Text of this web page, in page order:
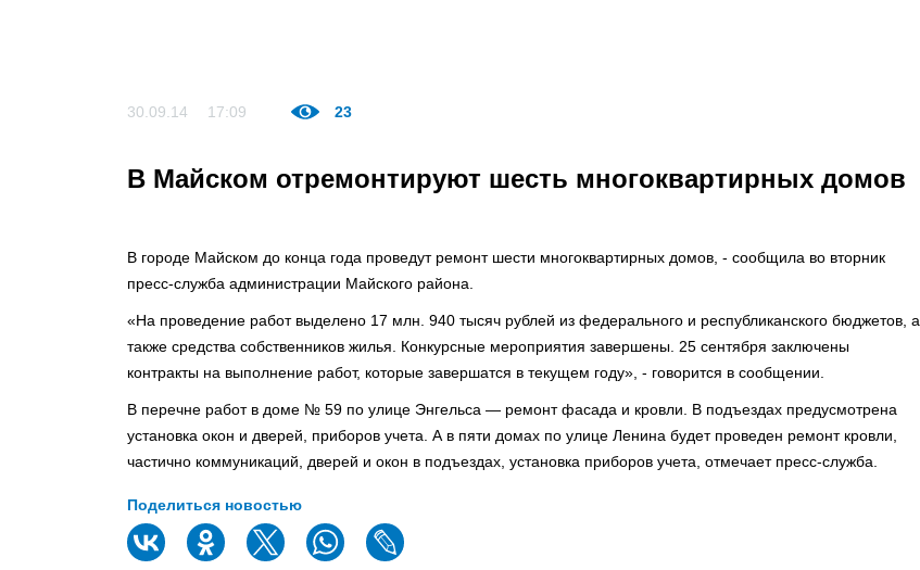
30.09.14 17:09 23
В Майском отремонтируют шесть многоквартирных домов
В городе Майском до конца года проведут ремонт шести многоквартирных домов, - сообщила во вторник
пресс-служба администрации Майского района.
«На проведение работ выделено 17 млн. 940 тысяч рублей из федерального и республиканского бюджетов, а
также средства собственников жилья. Конкурсные мероприятия завершены. 25 сентября заключены
контракты на выполнение работ, которые завершатся в текущем году», - говорится в сообщении.
В перечне работ в доме № 59 по улице Энгельса — ремонт фасада и кровли. В подъездах предусмотрена
установка окон и дверей, приборов учета. А в пяти домах по улице Ленина будет проведен ремонт кровли,
частично коммуникаций, дверей и окон в подъездах, установка приборов учета, отмечает пресс-служба.
Поделиться новостью